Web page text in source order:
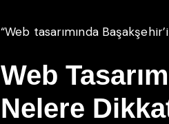
“Web tasarımında
Web
Nelere